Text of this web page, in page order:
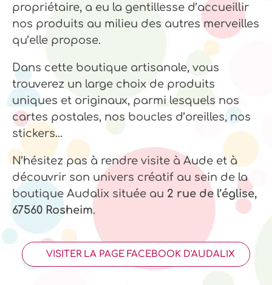
propriétaire, a eu la gentillesse d’accueillir
nos produits au milieu des autres merveilles
qu’elle propose.
Dans cette boutique artisanale, vous
trouverez un large choix de produits
uniques et originaux, parmi lesquels nos
cartes postales, nos boucles d’oreilles, nos
stickers…
N’hésitez pas à rendre visite à Aude et à
découvrir son univers créatif au sein de la
boutique Audalix située au 2 rue de l’église,
67560 Rosheim.
VISITER LA PAGE FACEBOOK D'AUDALIX